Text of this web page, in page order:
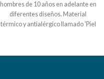
hombres de 10 años en adelante en
diferentes diseños. Material
térmico y antialérgico llamado 'Piel
colores